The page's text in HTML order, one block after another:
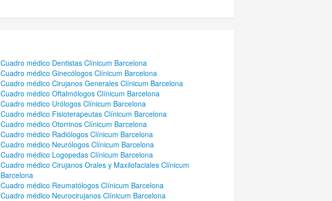
Cuadro médico Dentistas Clínicum Barcelona
Cuadro médico Ginecólogos Clínicum Barcelona
Cuadro médico Cirujanos Generales Clínicum Barcelona
Cuadro médico Oftalmólogos Clínicum Barcelona
Cuadro médico Urólogos Clínicum Barcelona
Cuadro médico Fisioterapeutas Clínicum Barcelona
Cuadro médico Otorrinos Clínicum Barcelona
Cuadro médico Radiólogos Clínicum Barcelona
Cuadro médico Neurólogos Clínicum Barcelona
Cuadro médico Logopedas Clínicum Barcelona
Cuadro médico Cirujanos Orales y Maxilofaciales Clínicum
Barcelona
Cuadro médico Reumatólogos Clínicum Barcelona
Cuadro médico Neurocirujanos Clínicum Barcelona